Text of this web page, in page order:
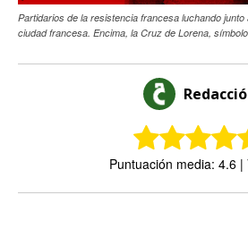
Partidarios de la resistencia francesa luchando
ciudad francesa. Encima, la Cruz de Lorena,
Puntuación media: 4.6 |